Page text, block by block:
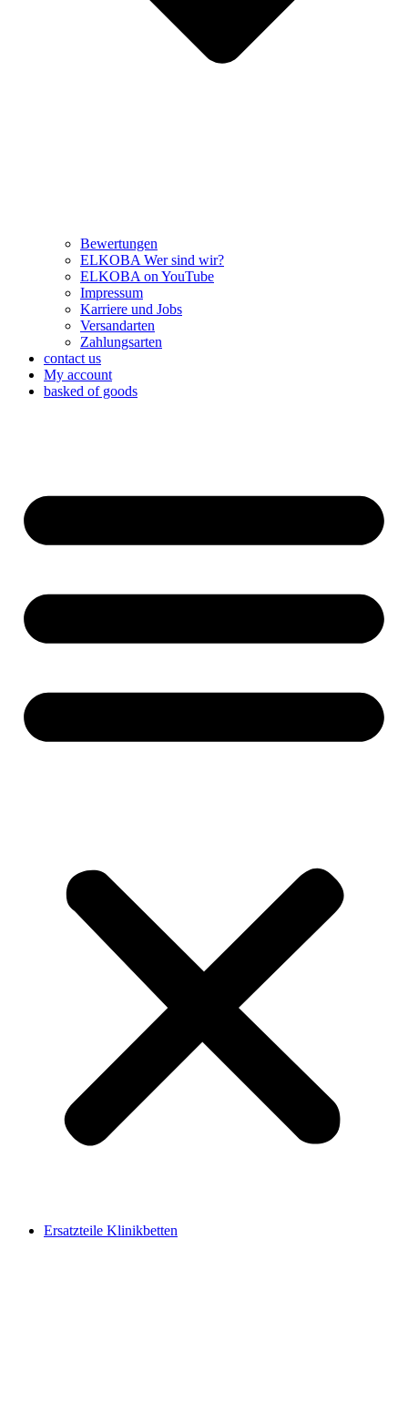
Bewertungen
ELKOBA Wer sind wir?
ELKOBA on YouTube
Impressum
Karriere und Jobs
Versandarten
Zahlungsarten
contact us
My account
basked of goods
Ersatzteile Klinikbetten